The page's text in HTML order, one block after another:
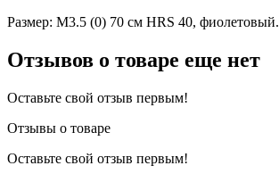
Размер: М3.5 (0) 70 см HRS 40, фиолетовый.
Отзывов о товаре еще нет
Оставьте свой отзыв первым!
Отзывы о товаре
Оставьте свой отзыв первым!